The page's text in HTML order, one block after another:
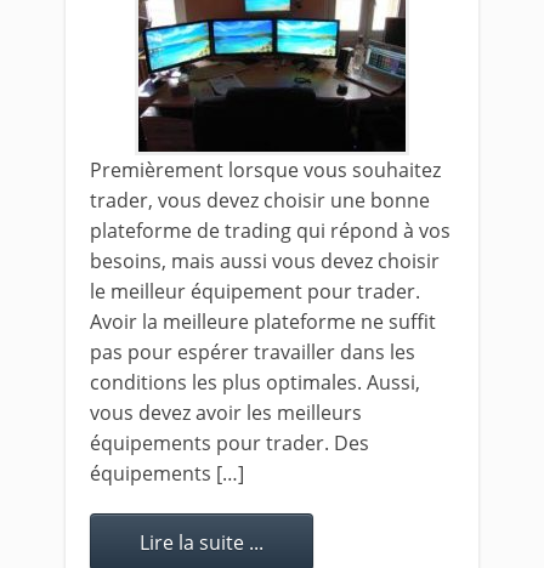
Premièrement lorsque vous souhaitez
trader, vous devez choisir une bonne
plateforme de trading qui répond à vos
besoins, mais aussi vous devez choisir
le meilleur équipement pour trader.
Avoir la meilleure plateforme ne suffit
pas pour espérer travailler dans les
conditions les plus optimales. Aussi,
vous devez avoir les meilleurs
équipements pour trader. Des
équipements […]
Lire la suite ...